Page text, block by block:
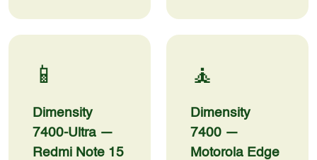
📱
Dimensity
7400-Ultra —
Redmi Note 15
🧘
Dimensity
7400 —
Motorola Edge